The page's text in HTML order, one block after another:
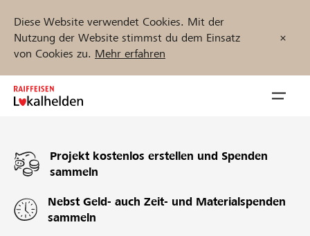
Diese Website verwendet Cookies. Mit der
Nutzung der Website stimmst du dem Einsatz
von Cookies zu. Mehr erfahren
Zum
Inhalt
Projekte und Organisationen finden
Jetzt starten
Projekt kostenlos erstellen und Spenden
sammeln
Nebst Geld- auch Zeit- und Materialspenden
sammeln